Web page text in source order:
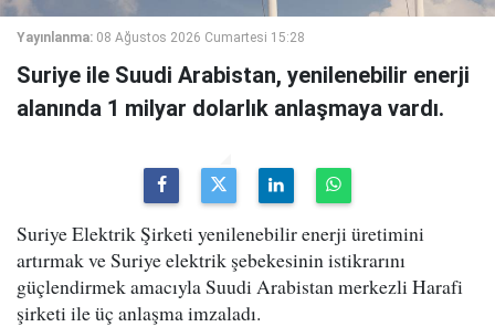
Yayınlanma: 08 Ağustos 2026 Cumartesi 15:28
Suriye ile Suudi Arabistan, yenilenebilir enerji
alanında 1 milyar dolarlık anlaşmaya vardı.
Suriye Elektrik Şirketi yenilenebilir enerji üretimini
artırmak ve Suriye elektrik şebekesinin istikrarını
güçlendirmek amacıyla Suudi Arabistan merkezli Harafi
şirketi ile üç anlaşma imzaladı.